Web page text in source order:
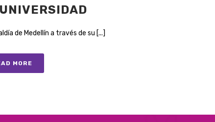
de Medellín a través de su [...]
MORE